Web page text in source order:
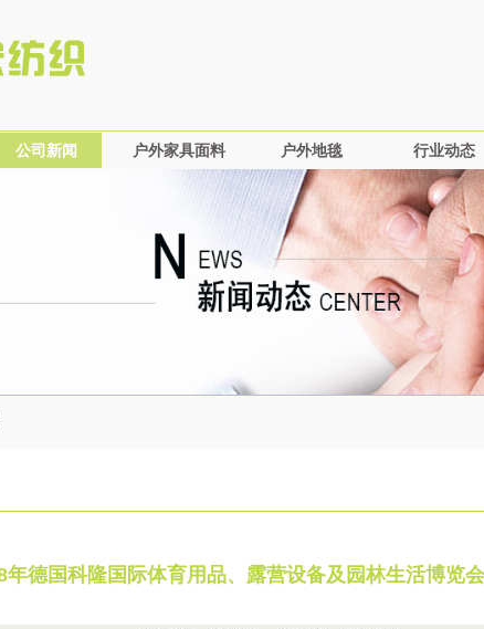
公司新闻 户外家具面料 户外地毯 行业动态
涤纶
混织
户外地毯
纺织动态
户外家具动
年德国科隆国际体育用品、露营设备及园林生活博览